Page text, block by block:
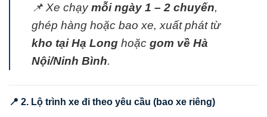
📌 Xe chạymỗi ngày 1 – 2 chuyến,
ghép hàng hoặc bao xe, xuất phát từ
kho tại Hạ Long hoặc gom về Hà
Nội/Ninh Bình.
📍 2. Lộ trình xe đi theo yêu cầu (bao xe riêng)